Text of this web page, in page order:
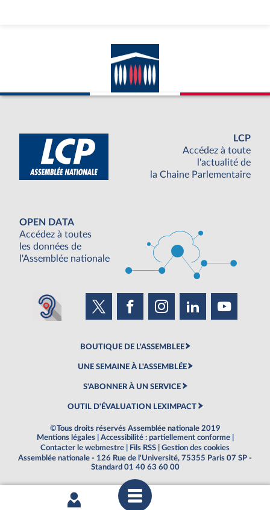
LCP
Accédez à toute
l'actualité de
la Chaine Parlementaire
OPEN DATA
Accédez à toutes
les données de
l'Assemblée nationale
BOUTIQUE DE L'ASSEMBLEE
UNE SEMAINE À L'ASSEMBLÉE
S'ABONNER À UN SERVICE
OUTIL D'ÉVALUATION LEXIMPACT
©Tous droits réservés Assemblée nationale 2019
Mentions légales
Accessibilité : partiellement conforme
Contacter le webmestre
Fils RSS
Gestion des cookies
Assemblée nationale - 126 Rue de l'Université, 75355 Paris 07 SP -
Standard 01 40 63 60 00